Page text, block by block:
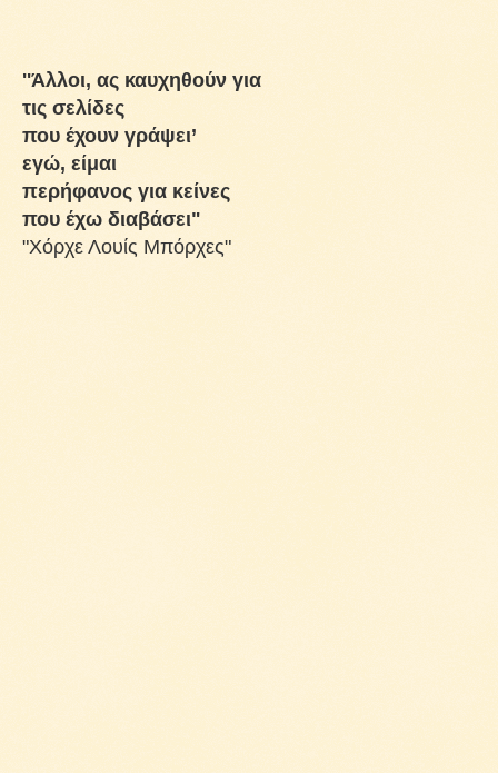
''Άλλοι, ας καυχηθούν για
τις σελίδες
που έχουν γράψει’
εγώ, είμαι
περήφανος για κείνες
που έχω διαβάσει"
"Χόρχε Λουίς Μπόρχες"